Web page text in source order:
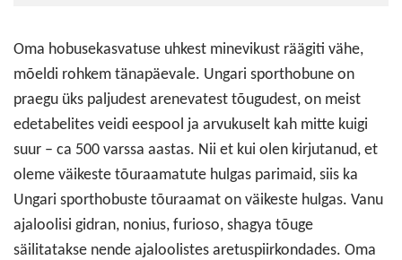
Oma hobusekasvatuse uhkest minevikust räägiti vähe,
mõeldi rohkem tänapäevale. Ungari sporthobune on
praegu üks paljudest arenevatest tõugudest, on meist
edetabelites veidi eespool ja arvukuselt kah mitte kuigi
suur – ca 500 varssa aastas. Nii et kui olen kirjutanud, et
oleme väikeste tõuraamatute hulgas parimaid, siis ka
Ungari sporthobuste tõuraamat on väikeste hulgas. Vanu
ajaloolisi gidran, nonius, furioso, shagya tõuge
säilitatakse nende ajaloolistes aretuspiirkondades. Oma